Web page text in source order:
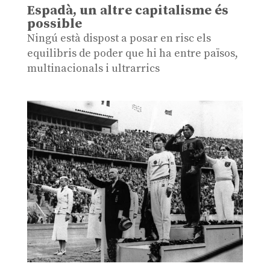
Espadà, un altre capitalisme és
possible
Ningú està dispost a posar en risc els
equilibris de poder que hi ha entre països,
multinacionals i ultrarrics